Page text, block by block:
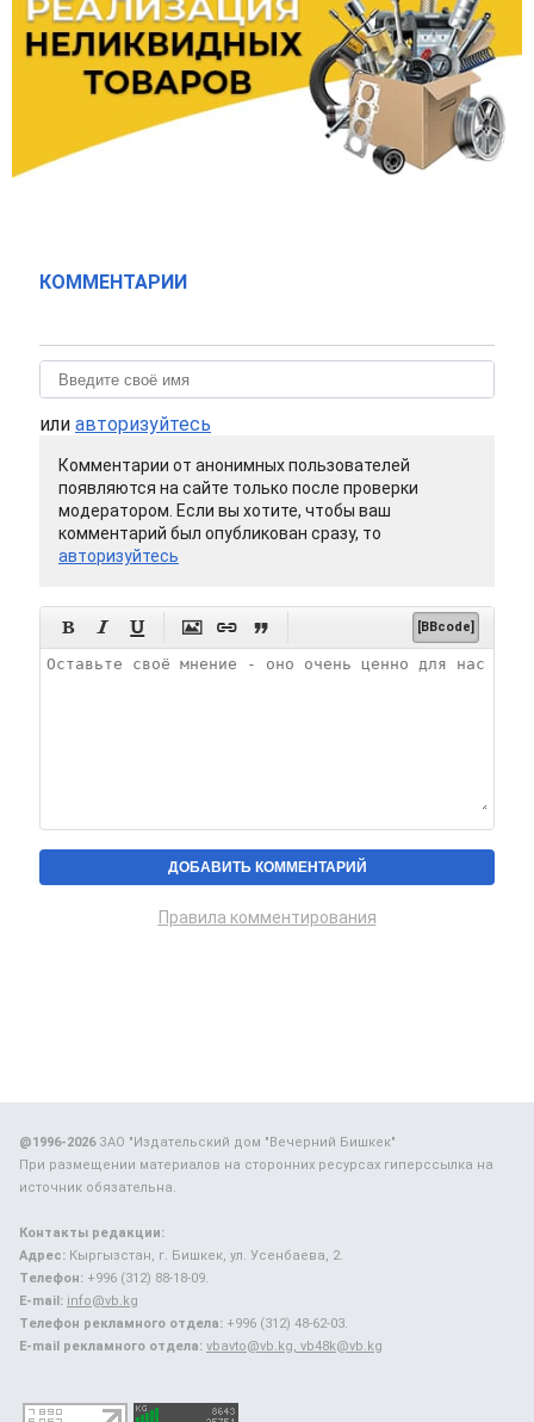
КОММЕНТАРИИ
или авторизуйтесь
Комментарии от анонимных пользователей
появляются на сайте только после проверки
модератором. Если вы хотите, чтобы ваш
комментарий был опубликован сразу, то
авторизуйтесь
      [BBcode]
Правила комментирования
@1996-2026ЗАО "Издательский дом "Вечерний Бишкек"
При размещении материалов на сторонних ресурсах гиперссылка на
источник обязательна.
Контакты редакции:
Адрес: Кыргызстан, г. Бишкек, ул. Усенбаева, 2.
Телефон: +996 (312) 88-18-09.
E-mail: info@vb.kg
Телефон рекламного отдела: +996 (312) 48-62-03.
E-mail рекламного отдела: vbavto@vb.kg, vb48k@vb.kg